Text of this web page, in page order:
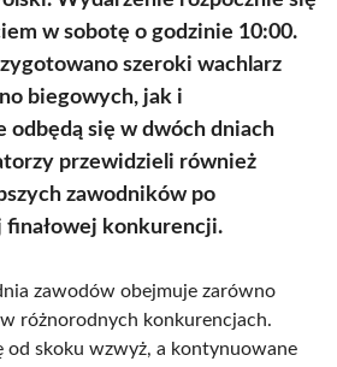
w sobotę o godzinie 10:00.
szeroki wachlarz
biegowych, jak i
się w dwóch dniach
przewidzieli również
zawodników po
finałowej konkurencji.
zawodów obejmuje zarówno
różnorodnych konkurencjach.
od skoku wzwyż, a kontynuowane